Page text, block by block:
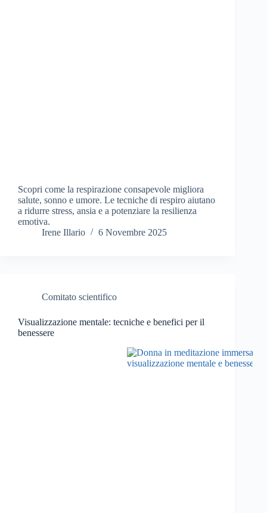
Scopri come la respirazione consapevole migliora
salute, sonno e umore. Le tecniche di respiro aiutano
a ridurre stress, ansia e a potenziare la resilienza
emotiva.
Irene Illario
6 Novembre 2025
Comitato scientifico
Visualizzazione mentale: tecniche e benefici per il
benessere